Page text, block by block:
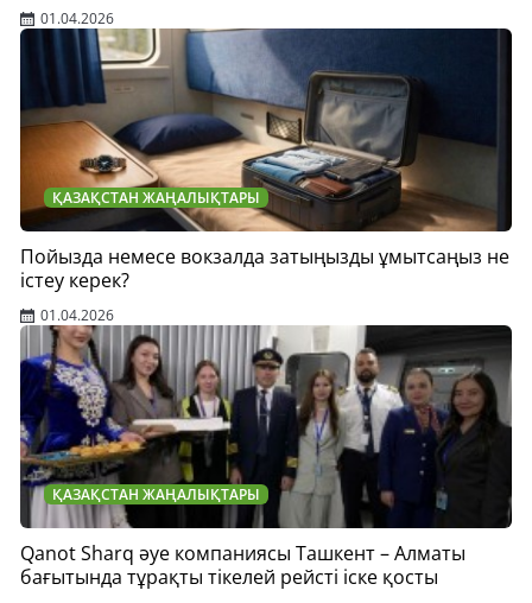
01.04.2026
ҚАЗАҚСТАН ЖАҢАЛЫҚТАРЫ
Пойызда немесе вокзалда затыңызды ұмытсаңыз не
істеу керек?
01.04.2026
ҚАЗАҚСТАН ЖАҢАЛЫҚТАРЫ
Qanot Sharq әуе компаниясы Ташкент – Алматы
бағытында тұрақты тікелей рейсті іске қосты